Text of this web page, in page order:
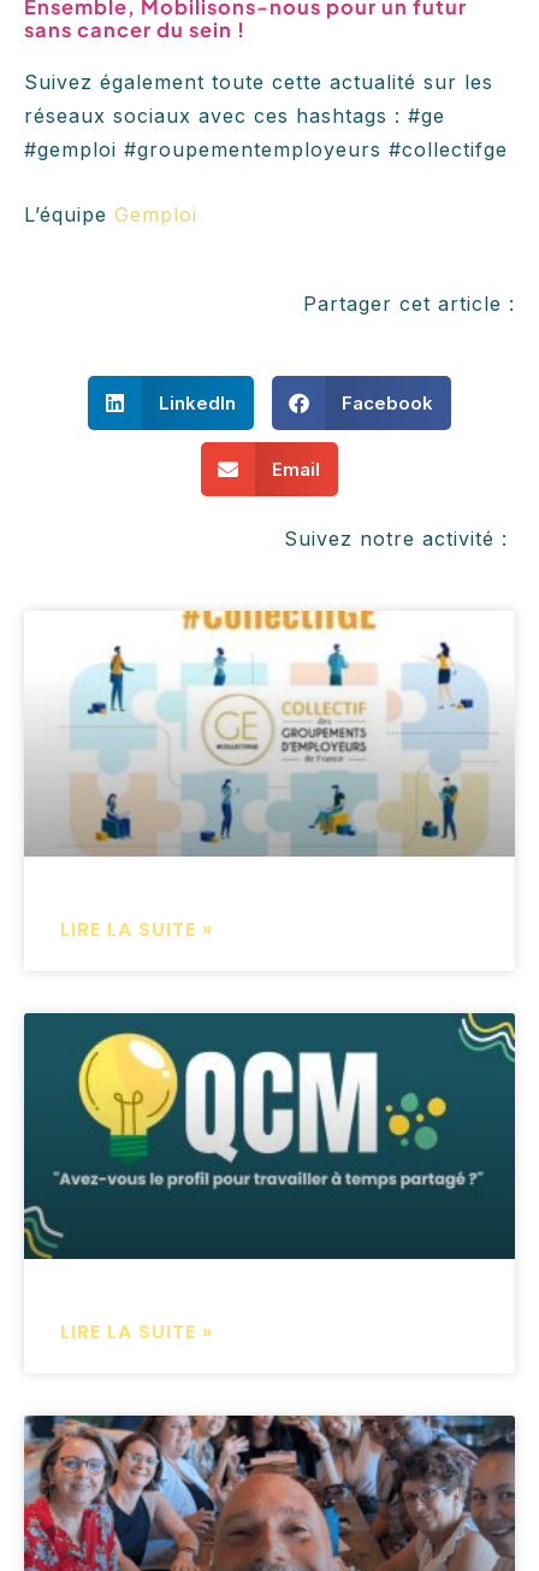
Ensemble, Mobilisons-nous pour un futur
sans cancer du sein !
Suivez également toute cette actualité sur les
réseaux sociaux avec ces hashtags : #ge
#gemploi #groupementemployeurs #collectifge
L’équipe Gemploi
Partager cet article :
LinkedIn Facebook
Email
Suivez notre activité :
LIRE LA SUITE »
LIRE LA SUITE »